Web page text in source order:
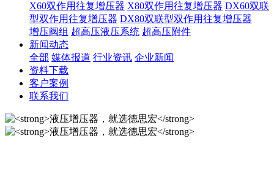
X60双作用往复增压器 X80双作用往复增压器 DX60双联
型双作用往复增压器 DX80双联型双作用往复增压器
增压阀组 超高压液压系统 超高压附件
新闻动态
全部 媒体报道 行业资讯 企业新闻
资料下载
客户案例
联系我们